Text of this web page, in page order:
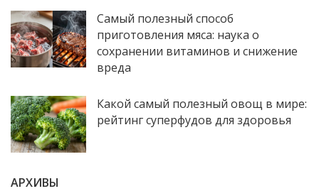
Самый полезный способ
приготовления мяса: наука о
сохранении витаминов и снижение
вреда
Какой самый полезный овощ в мире:
рейтинг суперфудов для здоровья
АРХИВЫ